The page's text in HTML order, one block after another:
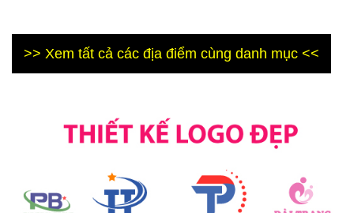
>> Xem tất cả các địa điểm cùng danh mục <<